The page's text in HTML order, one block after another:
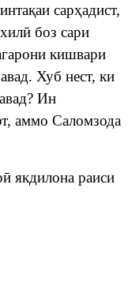
қаи сарҳадист,
ӣ боз сари
кишвари
Хуб нест, ки
Ин
аммо Саломзода
ӣякдилона раиси